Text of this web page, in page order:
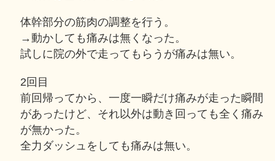
体幹部分の筋肉の調整を行う。
→動かしても痛みは無くなった。
試しに院の外で走ってもらうが痛みは無い。
2回目
前回帰ってから、一度一瞬だけ痛みが走った瞬間
があったけど、それ以外は動き回っても全く痛み
が無かった。
全力ダッシュをしても痛みは無い。